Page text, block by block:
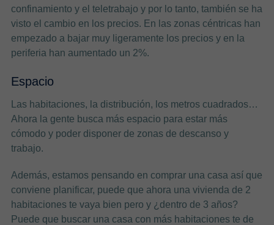
confinamiento y el teletrabajo y por lo tanto, también se ha
visto el cambio en los precios. En las zonas céntricas han
empezado a bajar muy ligeramente los precios y en la
periferia han aumentado un 2%.
Espacio
Las habitaciones, la distribución, los metros cuadrados…
Ahora la gente busca más espacio para estar más
cómodo y poder disponer de zonas de descanso y
trabajo.
Además, estamos pensando en comprar una casa así que
conviene planificar, puede que ahora una vivienda de 2
habitaciones te vaya bien pero y ¿dentro de 3 años?
Puede que buscar una casa con más habitaciones te de